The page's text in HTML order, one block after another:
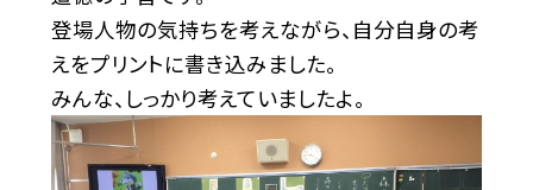
登場人物の気持ちを考えながら、自分自身の考
えをプリントに書き込みました。
みんな、しっかり考えていましたよ。